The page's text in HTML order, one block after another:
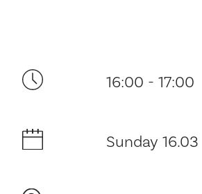
16:00 - 17:00
Sunday 16.03